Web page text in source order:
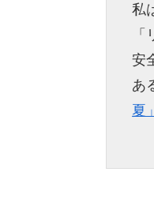
私
安
あ
夏」